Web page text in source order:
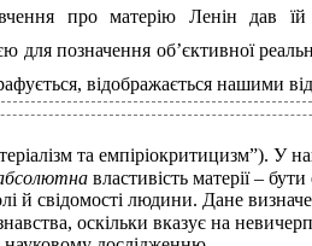
про матерію Ленін дав їй
для позначення об’єктивної
відображається нашими
та емпіріокритицизм”). У
властивість матерії –
й свідомості людини. Дане
оскільки вказує на